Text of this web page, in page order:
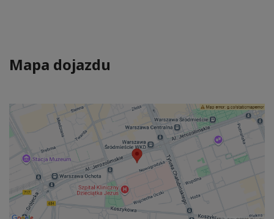
Mapa dojazdu